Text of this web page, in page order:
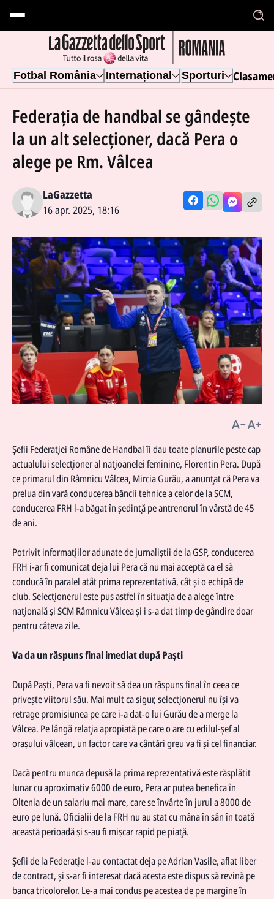
Fotbal România Internațional Sporturi
Federația de handbal se gândește
la un alt selecționer, dacă Pera o
alege pe Rm. Vâlcea
LaGazzetta
16 apr. 2025, 18:16
Şefii Federaţiei Române de Handbal îi dau toate planurile peste cap
actualului selecţioner al naţioanelei feminine, Florentin Pera. După
ce primarul din Râmnicu Vâlcea, Mircia Gurău, a anunţat că Pera va
prelua din vară conducerea băncii tehnice a celor de la SCM,
conducerea FRH l-a băgat în şedinţă pe antrenorul în vârstă de 45
de ani.
Potrivit informaţiilor adunate de jurnaliştii de la GSP, conducerea
FRH i-ar fi comunicat deja lui Pera că nu mai acceptă ca el să
conducă în paralel atât prima reprezentativă, cât şi o echipă de
club. Selecţionerul este pus astfel în situaţia de a alege între
naţională şiSCM Râmnicu Vâlceaşi i s-a dat timp de gândire doar
pentru câteva zile.
Va da un răspuns final imediat după Paşti
După Paşti, Pera va fi nevoit să dea un răspuns final în ceea ce
priveşte viitorul său. Mai mult ca sigur, selecţionerul nu îşi va
retrage promisiunea pe care i-a dat-o lui Gurău de a merge la
Vâlcea. Pe lângă relaţia apropiată pe care o are cu edilul-şef al
oraşului vâlcean, un factor care va cântări greu va fi şi cel financiar.
Dacă pentru munca depusă laprima reprezentativăeste răsplătit
lunar cu aproximativ 6000 de euro, Pera ar putea benefica în
Oltenia de un salariu mai mare, care se învârte în jurul a 8000 de
euro pe lună. Oficialii de la FRH nu au stat cu mâna în sân în toată
această perioadă şi s-au fi mişcar rapid pe piaţă.
Şefii de la Federaţie l-au contactat deja pe Adrian Vasile, aflat liber
de contract, şi s-ar fi interesat dacă acesta este dispus să revină pe
banca tricolorelor. Le-a mai condus pe acestea de pe margine în